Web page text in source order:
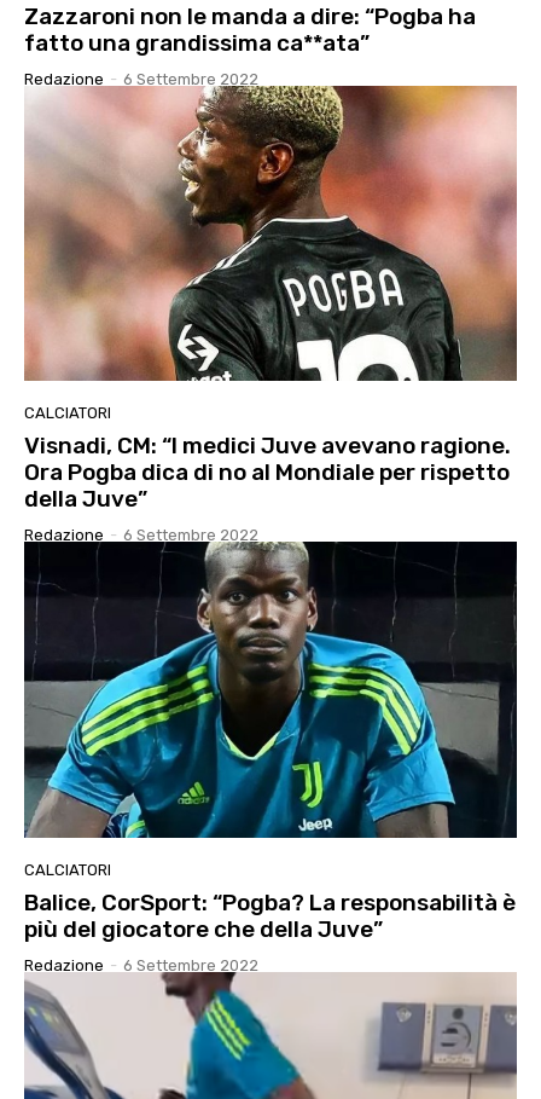
Zazzaroni non le manda a dire: “Pogba ha
fatto una grandissima ca**ata”
Redazione - 6 Settembre 2022
CALCIATORI
Visnadi, CM: “I medici Juve avevano ragione.
Ora Pogba dica di no al Mondiale per rispetto
della Juve”
Redazione - 6 Settembre 2022
CALCIATORI
Balice, CorSport: “Pogba? La responsabilità è
più del giocatore che della Juve”
Redazione - 6 Settembre 2022